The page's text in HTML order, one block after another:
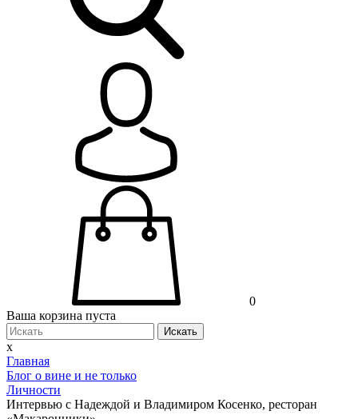
0
Ваша корзина пуста
Искать
x
Главная
Блог о вине и не только
Личности
Интервью с Надеждой и Владимиром Косенко, ресторан